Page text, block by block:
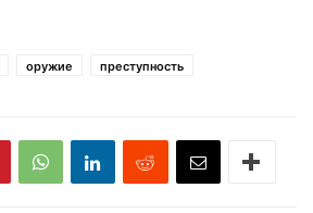
оружие преступность